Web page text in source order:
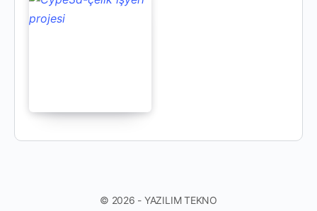
© 2026 - YAZILIM TEKNO